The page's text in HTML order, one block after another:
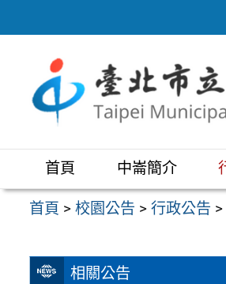
至
區
首頁 中崙簡介
首頁 >校園公告 >行政公告 >
相關公告